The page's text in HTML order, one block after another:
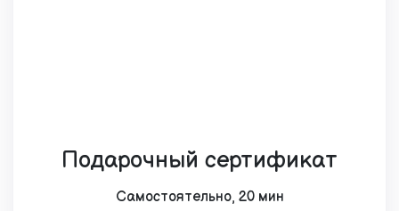
Подарочный сертификат
Cамостоятельно, 20 мин